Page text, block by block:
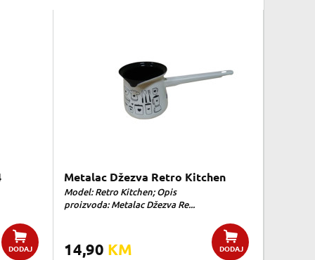
DODAJ
Metalac Džezva Retro Kitchen
Model: Retro Kitchen; Opis
proizvoda: Metalac Džezva Re...
14,90 KM DODAJ